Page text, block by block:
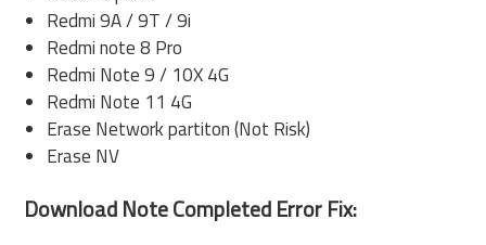
Redmi 9A / 9T / 9i
Redmi note 8 Pro
Redmi Note 9 / 10X 4G
Redmi Note 11 4G
Erase Network partiton (Not Risk)
Erase NV
Download Note Completed Error Fix: